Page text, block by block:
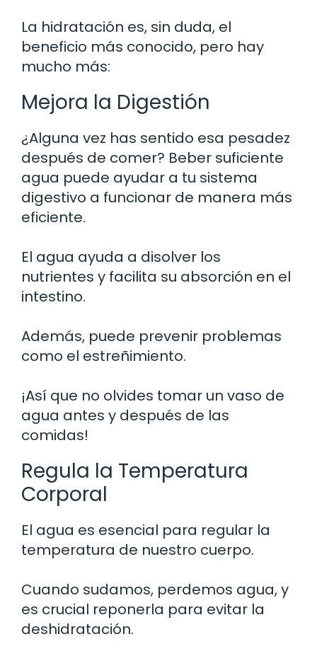
La hidratación es, sin duda, el
beneficio más conocido, pero hay
mucho más:
Mejora la Digestión
¿Alguna vez has sentido esa pesadez
después de comer? Beber suficiente
agua puede ayudar a tu sistema
digestivo a funcionar de manera más
eficiente.
El agua ayuda a disolver los
nutrientes y facilita su absorción en el
intestino.
Además, puede prevenir problemas
como el estreñimiento.
¡Así que no olvides tomar un vaso de
agua antes y después de las
comidas!
Regula la Temperatura
Corporal
El agua es esencial para regular la
temperatura de nuestro cuerpo.
Cuando sudamos, perdemos agua, y
es crucial reponerla para evitar la
deshidratación.